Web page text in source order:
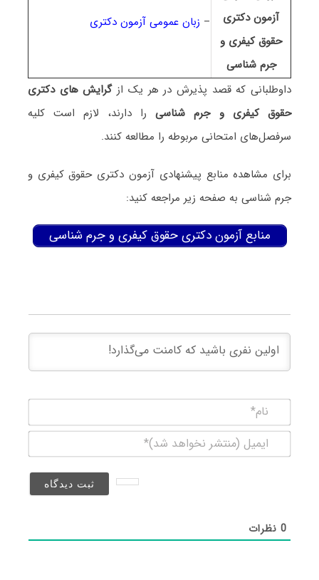
آزمون دکتری
ﺣﻘﻮق کیفری و
جرم شناسی
– زبان عمومی آزمون دکتری
داوطلبانی که قصد پذیرش در هر یک از گرایش های دکتری
ﺣﻘﻮق کیفری و جرم شناسیرا دارند، لازم است کلیه
سرفصل‌های امتحانی مربوطه را مطالعه کنند.
برای مشاهده منابع پیشنهادی آزمون دکتری ﺣﻘﻮق کیفری و
جرم شناسی به صفحه زیر مراجعه کنید:
منابع آزمون دکتری ﺣﻘﻮق کیفری و جرم شناسی
(منتشر
0نظرات